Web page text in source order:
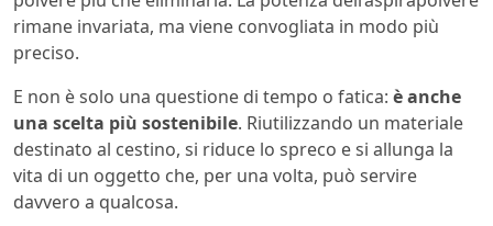
rimane invariata, ma viene convogliata in modo più
preciso.
E non è solo una questione di tempo o fatica: è anche
una scelta più sostenibile. Riutilizzando un materiale
destinato al cestino, si riduce lo spreco e si allunga la
vita di un oggetto che, per una volta, può servire
davvero a qualcosa.